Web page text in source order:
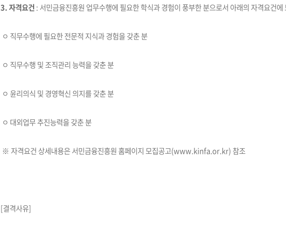
3. 자격요건 : 서민금융진흥원 업무수행에 필요한 학식과 경험이 풍부한 분으로서 아래의 자격요건
ㅇ 직무수행에 필요한 전문적 지식과 경험을 갖춘 분
ㅇ 직무수행 및 조직관리 능력을 갖춘 분
ㅇ 윤리의식 및 경영혁신 의지를 갖춘 분
ㅇ 대외업무 추진능력을 갖춘 분
※ 자격요건 상세내용은 서민금융진흥원 홈페이지 모집공고(www.kinfa.or.kr) 참조
[결격사유]